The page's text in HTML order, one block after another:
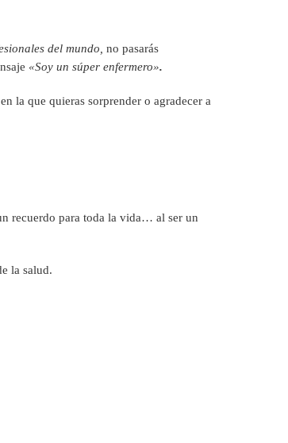
del mundo, no pasarás
«Soy un súper enfermero».
la que quieras sorprender o agradecer a
recuerdo para toda la vida… al ser un
la salud.